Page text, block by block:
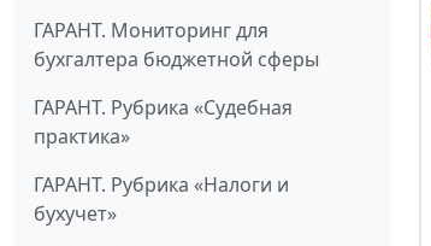
ГАРАНТ. Мониторинг для
бухгалтера бюджетной сферы
ГАРАНТ. Рубрика «Судебная
практика»
ГАРАНТ. Рубрика «Налоги и
бухучет»